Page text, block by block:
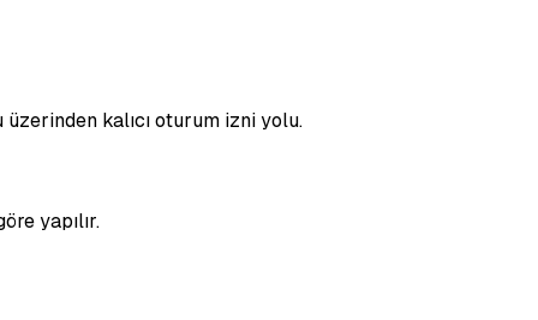
kalıcı oturum izni yolu.
yapılır.